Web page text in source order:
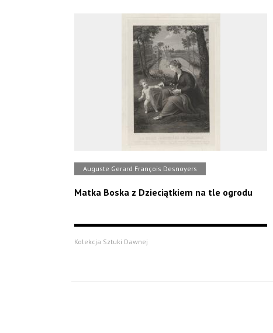
Auguste Gerard François Desnoyers
Matka Boska z Dzieciątkiem na tle ogrodu
Kolekcja Sztuki Dawnej